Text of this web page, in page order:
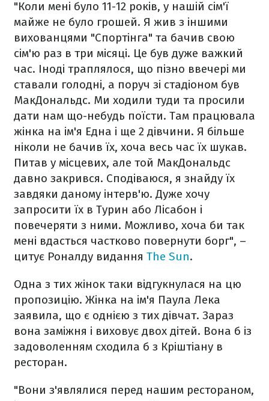
"Коли мені було 11-12 років, у нашій сім'ї
майже не було грошей. Я жив з іншими
вихованцями "Спортінга" та бачив свою
сім'ю раз в три місяці. Це був дуже важкий
час. Іноді траплялося, що пізно ввечері ми
ставали голодні, а поруч зі стадіоном був
МакДональдс. Ми ходили туди та просили
дати нам що-небудь поїсти. Там працювала
жінка на ім'я Една і ще 2 дівчини. Я більше
ніколи не бачив їх, хоча весь час їх шукав.
Питав у місцевих, але той МакДональдс
давно закрився. Сподіваюся, я знайду їх
завдяки даному інтерв'ю. Дуже хочу
запросити їх в Турин або Лісабон і
повечеряти з ними. Можливо, хоча би так
мені вдасться частково повернути борг", –
цитує Роналду видання The Sun.
Одна з тих жінок таки відгукнулася на цю
пропозицію. Жінка на ім'я Паула Лека
заявила, що є однією з тих дівчат. Зараз
вона заміжня і виховує двох дітей. Вона б із
задоволенням сходила б з Кріштіану в
ресторан.
"Вони з'являлися перед нашим рестораном,